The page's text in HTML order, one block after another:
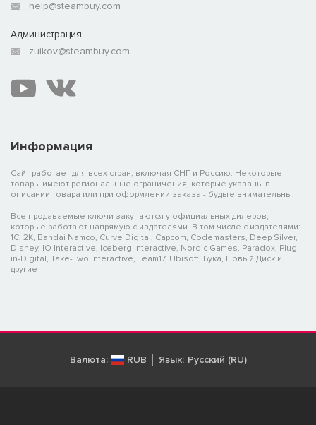
Информация
Сайт работает для всех стран, включая СНГ и Россию. Некоторые
товары имеют региональные ограничения, которые указаны в
описании товара или при оформлении заказа - будьте внимательны!
Все продаваемые ключи закупаются у официальных дилеров,
которые работают напрямую с издателями. В том числе с издателями:
1C, 2K, Bandai Namco, Curve Digital, Capcom, Codemasters, Deep Silver,
Disney, IO Interactive, Iceberg Interactive, Nordic Games, Paradox, Plug-
in-Digital, Take-Two Interactive, Team17, Ubisoft, Бука, Новый Диск и
другие
help@steambuy.com
Администрация:
zuikov@steambuy.com
Валюта: RUB Язык: Русский (RU)